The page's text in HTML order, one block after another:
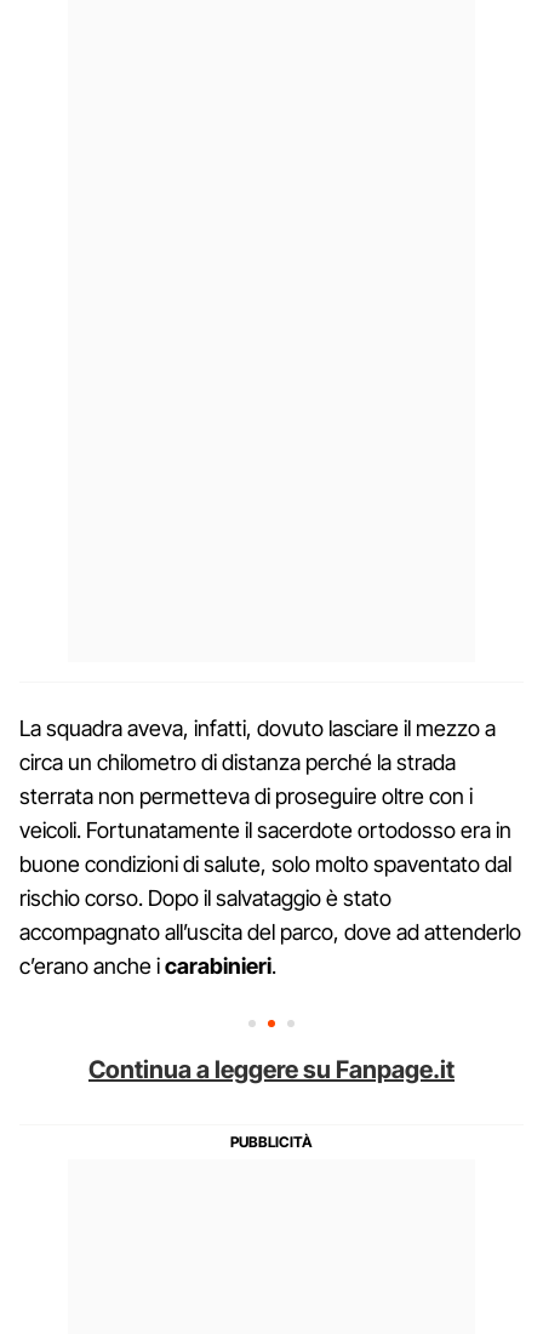
La squadra aveva, infatti, dovuto lasciare il mezzo a
circa un chilometro di distanza perché la strada
sterrata non permetteva di proseguire oltre con i
veicoli. Fortunatamente il sacerdote ortodosso era in
buone condizioni di salute, solo molto spaventato dal
rischio corso. Dopo il salvataggio è stato
accompagnato all’uscita del parco, dove ad attenderlo
c’erano anche icarabinieri.
Continua a leggere su Fanpage.it